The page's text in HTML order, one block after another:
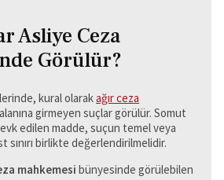
Asliye Ceza
Görülür?
kural olarakağır ceza
girmeyen suçlar görülür. Somut
edilen madde, suçun temel veya
sınırı birlikte değerlendirilmelidir.
mahkemesi bünyesinde görülebilen